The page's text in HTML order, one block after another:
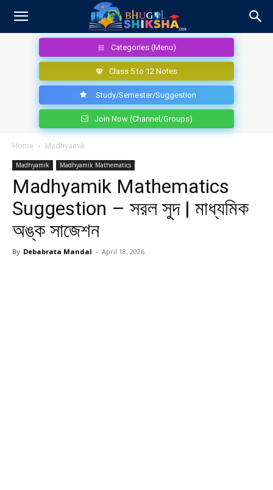
Categories (Menu)
Class 5 to 12 Notes
Study/Semester/Suggestion
Join Now (Channel/Groups)
Home Madhyamik
Madhyamik Madhyamik Mathematics
Madhyamik Mathematics
Suggestion – সরল সুদ | মাধ্যমিক
অঙ্ক সাজেশন
By Debabrata Mandal - April 18, 2026